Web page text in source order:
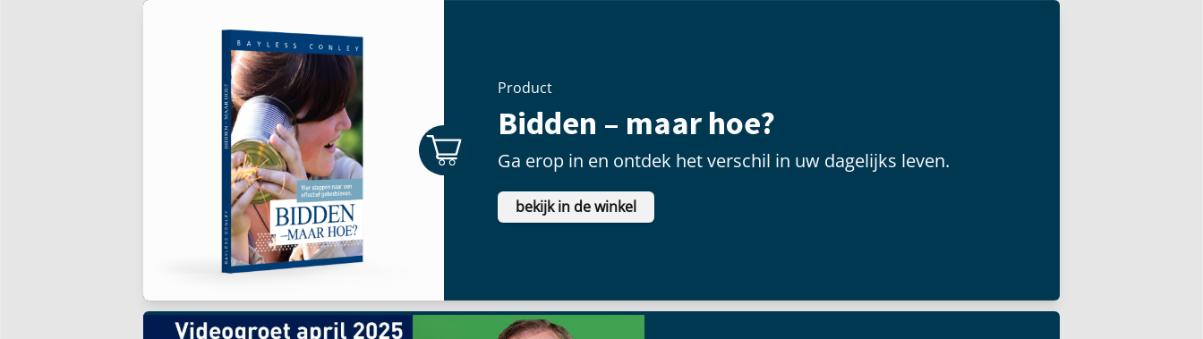
Product
Bidden – maar hoe?
Ga erop in en ontdek het verschil in uw dagelijks leven.
bekijk in de winkel